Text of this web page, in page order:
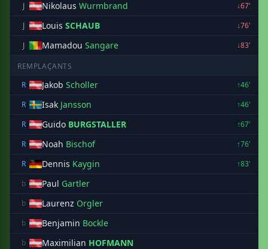
J
Nikolaus Wurmbrand
↓67'
J
Louis SCHAUB
↓76'
J
Mamadou Sangare ↓83'
REMPLAÇANTS
R
Jakob Scholler
↑46'
R
Isak Jansson
↑46'
R
Guido BURGSTALLER
↑67'
R
Noah Bischof
↑76'
R
Dennis Kaygin
↑83'
b
Paul Gartler
b Laurenz Orgler
b Benjamin Bockle
b Maximilian HOFMANN